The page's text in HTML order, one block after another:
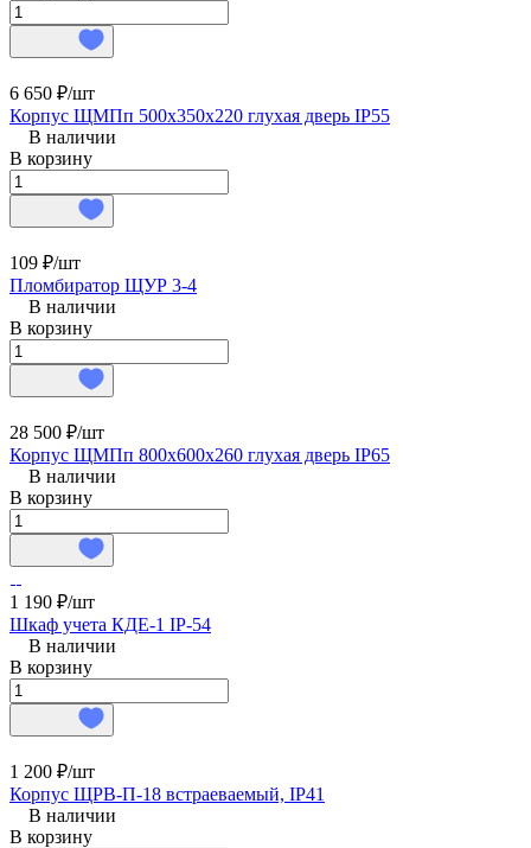
6 650 ₽/шт
Корпус ЩМПп 500х350х220 глухая дверь IP55
В наличии
В корзину
109 ₽/шт
Пломбиратор ЩУР 3-4
В наличии
В корзину
28 500 ₽/шт
Корпус ЩМПп 800х600х260 глухая дверь IP65
В наличии
В корзину
1 190 ₽/шт
Шкаф учета КДЕ-1 IP-54
В наличии
В корзину
1 200 ₽/шт
Корпус ЩРВ-П-18 встраеваемый, IP41
В наличии
В корзину